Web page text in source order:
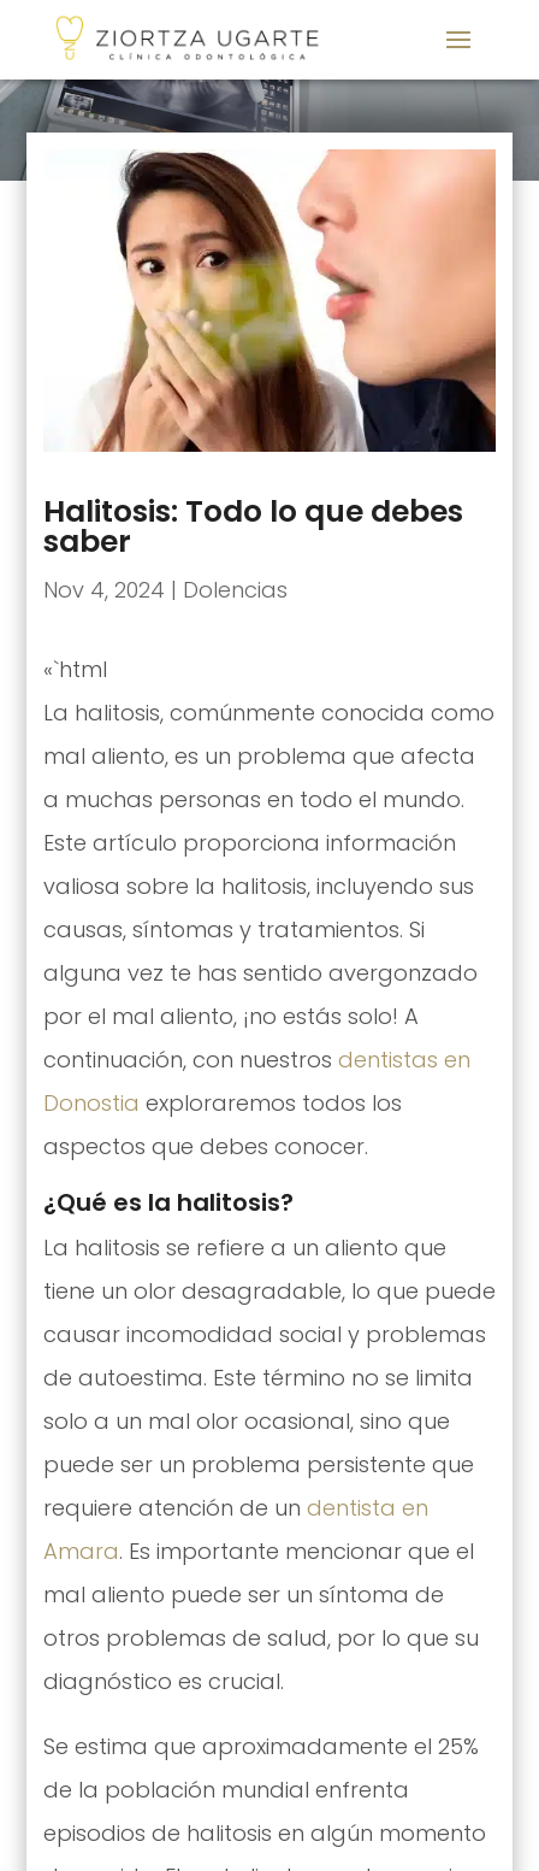
Halitosis: Todo lo que debes
saber
Nov 4, 2024 | Dolencias
«`html
La halitosis, comúnmente conocida como
mal aliento, es un problema que afecta
a muchas personas en todo el mundo.
Este artículo proporciona información
valiosa sobre la halitosis, incluyendo sus
causas, síntomas y tratamientos. Si
alguna vez te has sentido avergonzado
por el mal aliento, ¡no estás solo! A
continuación, con nuestros dentistas en
Donostia exploraremos todos los
aspectos que debes conocer.
¿Qué es la halitosis?
La halitosis se refiere a un aliento que
tiene un olor desagradable, lo que puede
causar incomodidad social y problemas
de autoestima. Este término no se limita
solo a un mal olor ocasional, sino que
puede ser un problema persistente que
requiere atención de un dentista en
Amara. Es importante mencionar que el
mal aliento puede ser un síntoma de
otros problemas de salud, por lo que su
diagnóstico es crucial.
Se estima que aproximadamente el 25%
de la población mundial enfrenta
episodios de halitosis en algún momento